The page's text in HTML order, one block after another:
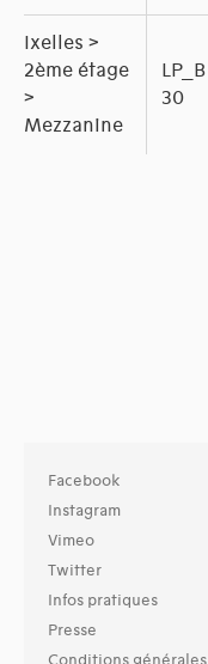
Ixelles >
2ème étage
>
Mezzanine
LP_B
30
Facebook
Instagram
Vimeo
Twitter
Infos pratiques
Presse